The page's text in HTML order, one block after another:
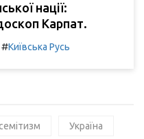
нації:
Карпат.
#Київська Русь
Україна